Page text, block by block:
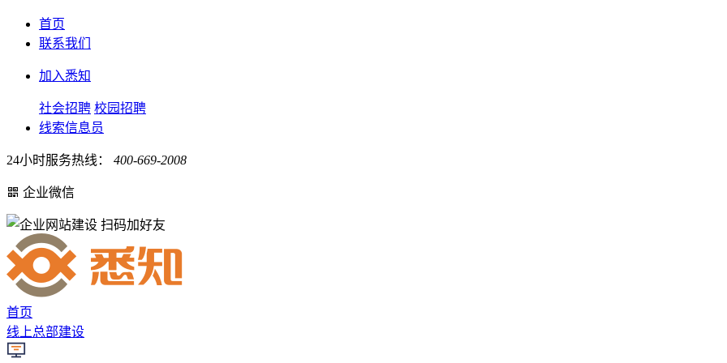
首页
联系我们
加入悉知
社会招聘 校园招聘
线索信息员
24小时服务热线： 400-669-2008
企业微信
扫码加好友
首页
线上总部建设